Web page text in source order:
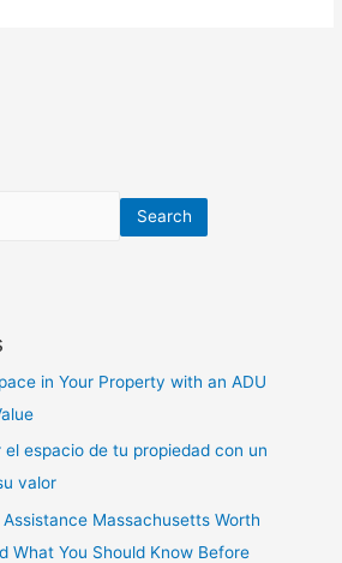
Search
in Your Property with an ADU
espacio de tu propiedad con un
valor
Massachusetts Worth
What You Should Know Before